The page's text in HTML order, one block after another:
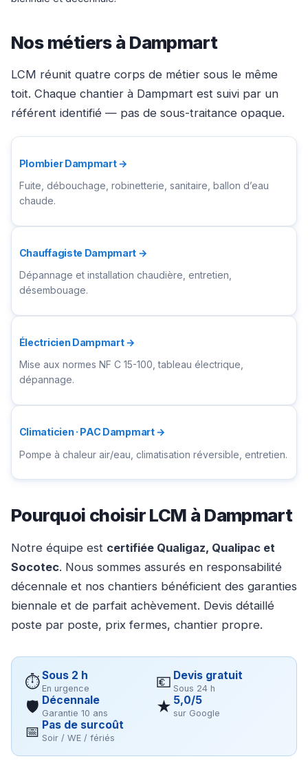
Nos métiers à Dampmart
LCM réunit quatre corps de métier sous le même
toit. Chaque chantier à Dampmart est suivi par un
référent identifié — pas de sous-traitance opaque.
Plombier Dampmart →
Fuite, débouchage, robinetterie, sanitaire, ballon d’eau
chaude.
Chauffagiste Dampmart →
Dépannage et installation chaudière, entretien,
désembouage.
Électricien Dampmart →
Mise aux normes NF C 15-100, tableau électrique,
dépannage.
Climaticien · PAC Dampmart →
Pompe à chaleur air/eau, climatisation réversible, entretien.
Pourquoi choisir LCM à Dampmart
Notre équipe est certifiée Qualigaz, Qualipac et
Socotec. Nous sommes assurés en responsabilité
décennale et nos chantiers bénéficient des garanties
biennale et de parfait achèvement. Devis détaillé
poste par poste, prix fermes, chantier propre.
⏱Sous 2 h
En urgence 💶 Devis gratuit
Sous 24 h
🛡 Décennale
Garantie 10 ans ★ 5,0/5
sur Google
📅 Pas de surcoût
Soir / WE / fériés